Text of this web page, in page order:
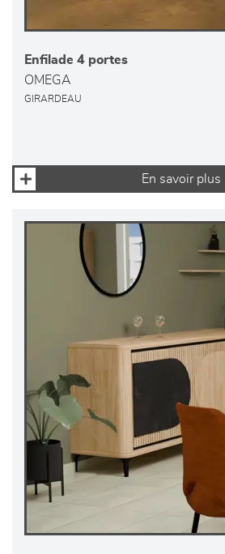
Enfilade 4 portes
OMEGA
GIRARDEAU
En savoir plus